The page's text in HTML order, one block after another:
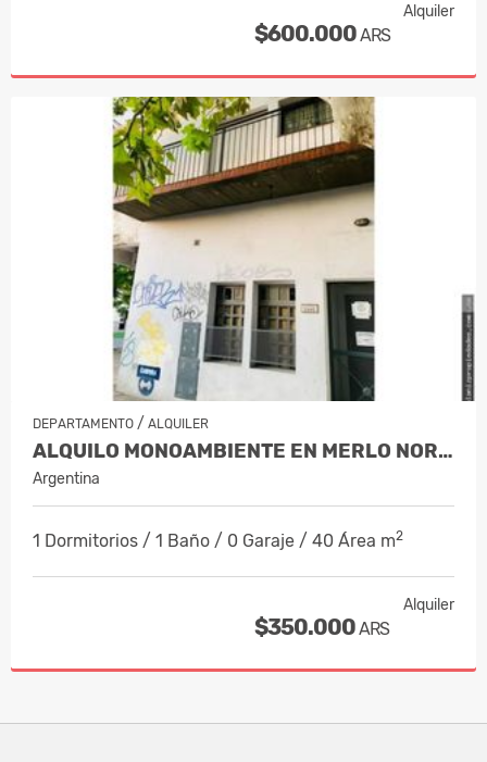
Alquiler
$600.000ARS
DEPARTAMENTO / ALQUILER
ALQUILO MONOAMBIENTE EN MERLO NORTE…
Argentina
1 Dormitorios / 1 Baño / 0 Garaje / 40 Área m2
Alquiler
$350.000ARS